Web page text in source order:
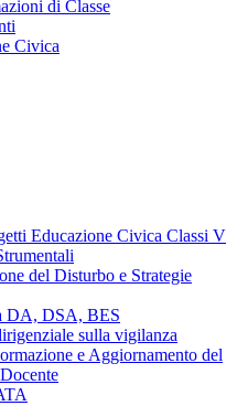
di Classe
Civica
Educazione Civica Classi V
del Disturbo e Strategie
DA, DSA, BES
sulla vigilanza
e Aggiornamento del